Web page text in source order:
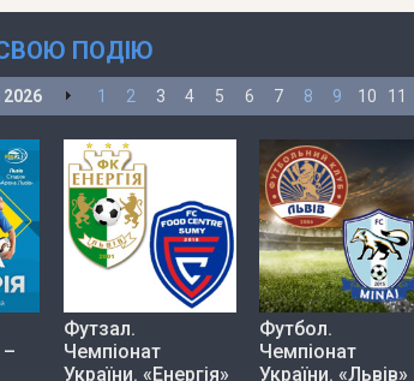
ПОДІЮ
2026 1 2 3 4 5 6 7 8 9 10 11
–
Футзал.
Чемпіонат
України. «Енергія»
Футбол.
Чемпіонат
України. «Львів»